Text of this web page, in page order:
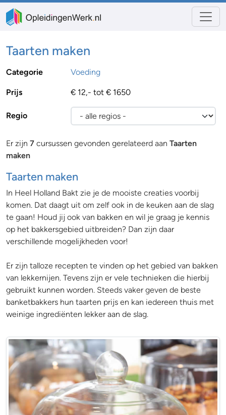
Taarten maken
Categorie Voeding
Prijs € 12,- tot € 1650
Regio
Er zijn 7 cursussen gevonden gerelateerd aan Taarten
maken
Taarten maken
In Heel Holland Bakt zie je de mooiste creaties voorbij
komen. Dat daagt uit om zelf ook in de keuken aan de slag
te gaan! Houd jij ook van bakken en wil je graag je kennis
op het bakkersgebied uitbreiden? Dan zijn daar
verschillende mogelijkheden voor!
Er zijn talloze recepten te vinden op het gebied van bakken
van lekkernijen. Tevens zijn er vele technieken die hierbij
gebruikt kunnen worden. Steeds vaker geven de beste
banketbakkers hun taarten prijs en kan iedereen thuis met
weinige ingrediënten lekker aan de slag.